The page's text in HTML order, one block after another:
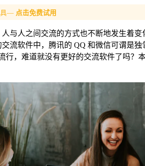
具— 点击免费试用
与人之间交流的方式也不断地发生着
流软件中，腾讯的 QQ 和微信可谓是
行，难道就没有更好的交流软件了吗？